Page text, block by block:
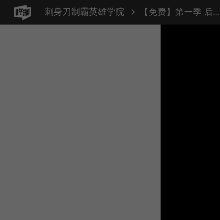
刺身刀制霸英雄学院 【免费】第一季 后记+